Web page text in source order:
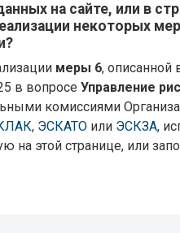
на сайте, или в
некоторых
меры 6, описанной
в вопросе Управление
комиссиями
, ЭСКАТО или ЭСКЗА,
на этой странице, или